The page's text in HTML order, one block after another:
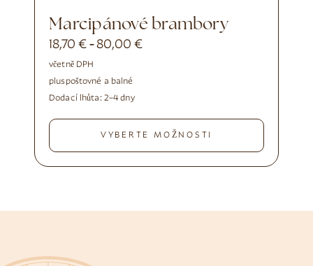
Marcipánové brambory
18,70€ -80,00€
včetně DPH
pluspoštovné a balné
Dodací lhůta: 2–4 dny
VYBERTE MOŽNOSTI